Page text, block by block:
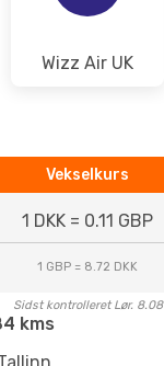
Wizz Air UK
Vekselkurs
1 DKK = 0.11 GBP
1 GBP = 8.72 DKK
Sidst kontrolleret Lør. 8.08
kms